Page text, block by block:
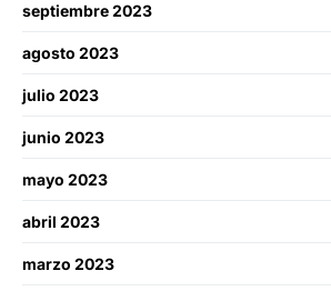
septiembre 2023
agosto 2023
julio 2023
junio 2023
mayo 2023
abril 2023
marzo 2023